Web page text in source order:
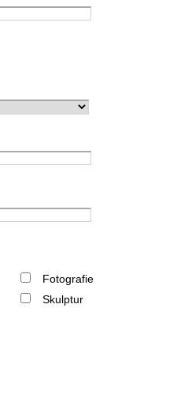
Fotografie
Skulptur